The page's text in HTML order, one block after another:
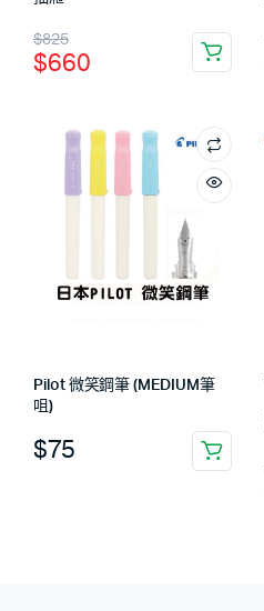
$825
$660
Pilot 微笑鋼筆 (MEDIUM筆
咀)
$75